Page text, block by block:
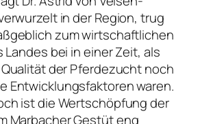
in der Region, trug
zum wirtschaftlichen
bei in einer Zeit, als
der Pferdezucht noch
Entwicklungsfaktoren waren.
ist die Wertschöpfung der
Marbacher Gestüt eng